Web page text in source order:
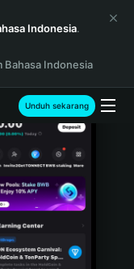
Indonesia.
Bahasa Indonesia
Unduh sekarang